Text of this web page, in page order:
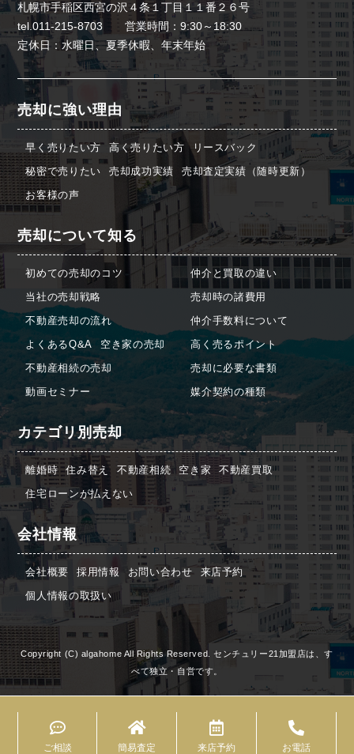
札幌市手稲区西宮の沢４条１丁目１１番２６号
tel.011-215-8703 営業時間：9:30～18:30
定休日：水曜日、夏季休暇、年末年始
売却に強い理由
早く売りたい方 高く売りたい方
リースバック
秘密で売りたい
売却成功実績
売却査定実績（随時更新）
お客様の声
売却について知る
初めての売却のコツ
当社の売却戦略
不動産売却の流れ
よくあるQ&A
空き家の売却
不動産相続の売却
動画セミナー
仲介と買取の違い
売却時の諸費用
仲介手数料について
高く売るポイント
売却に必要な書類
媒介契約の種類
カテゴリ別売却
離婚時 住み替え 不動産相続 空き家
不動産買取
住宅ローンが払えない
会社情報
会社概要 採用情報 お問い合わせ
来店予約
個人情報の取扱い
Copyright (C) algahome All Rights Reserved. センチュリー21加盟店は、す
べて独立・自営です。
ご相談 簡易査定 来店予約 お電話